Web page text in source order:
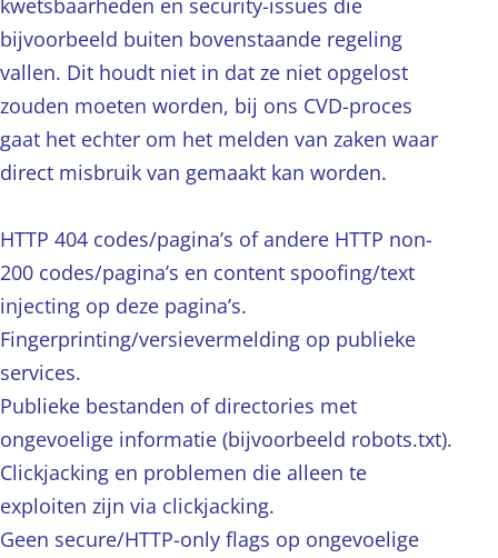
kwetsbaarheden en security-issues die
bijvoorbeeld buiten bovenstaande regeling
vallen. Dit houdt niet in dat ze niet opgelost
zouden moeten worden, bij ons CVD-proces
gaat het echter om het melden van zaken waar
direct misbruik van gemaakt kan worden.
HTTP 404 codes/pagina’s of andere HTTP non-
200 codes/pagina’s en content spoofing/text
injecting op deze pagina’s.
Fingerprinting/versievermelding op publieke
services.
Publieke bestanden of directories met
ongevoelige informatie (bijvoorbeeld robots.txt).
Clickjacking en problemen die alleen te
exploiten zijn via clickjacking.
Geen secure/HTTP-only flags op ongevoelige